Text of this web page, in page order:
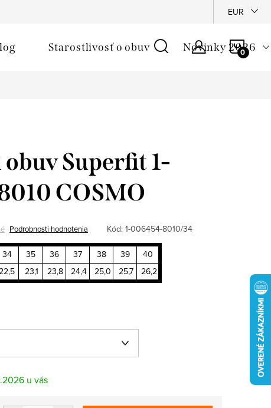
Ochrana osobných
EUR
Starostlivosť o obuv Novinky 2026
Superfit 1-
COSMO
Podrobnosti hodnotenia Kód: 1-006454-8010/34
34 35 36 37 38 39
40
23,1 23,8 24,4 25,0 25,7
26,2